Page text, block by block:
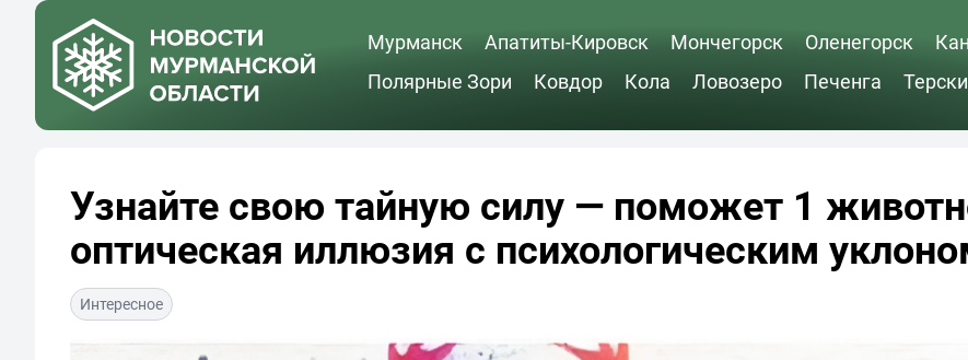
Мурманск Апатиты-Кировск Мончегорск Оленегорск
Полярные Зори
Ковдор Кола Ловозеро Печенга
Узнайте свою тайную силу — поможет 1
оптическая иллюзия с психологическим
Интересное